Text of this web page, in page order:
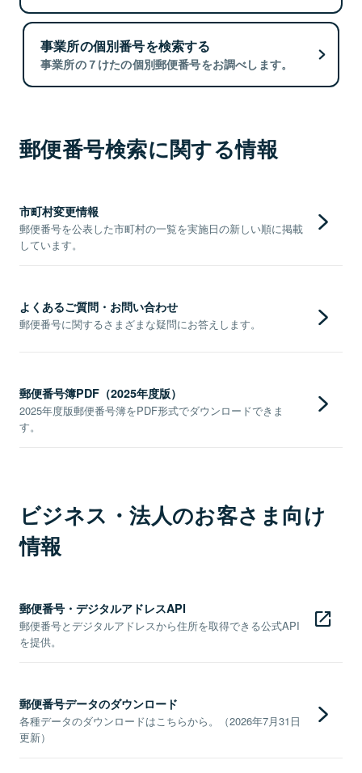
事業所の個別番号を検索する
事業所の７けたの個別郵便番号をお調べします。
郵便番号検索に関する情報
市町村変更情報
郵便番号を公表した市町村の一覧を実施日の新しい順に掲載
しています。
よくあるご質問・お問い合わせ
郵便番号に関するさまざまな疑問にお答えします。
郵便番号簿PDF（2025年度版）
2025年度版郵便番号簿をPDF形式でダウンロードできま
す。
ビジネス・法人のお客さま向け
情報
郵便番号・デジタルアドレスAPI
郵便番号とデジタルアドレスから住所を取得できる公式API
を提供。
郵便番号データのダウンロード
各種データのダウンロードはこちらから。（2026年7月31日
更新）